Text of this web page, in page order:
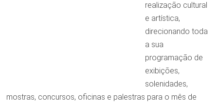
realização cultural
e artística,
direcionando toda
a sua
programação de
exibições,
solenidades,
mostras, concursos, oficinas e palestras para o mês de